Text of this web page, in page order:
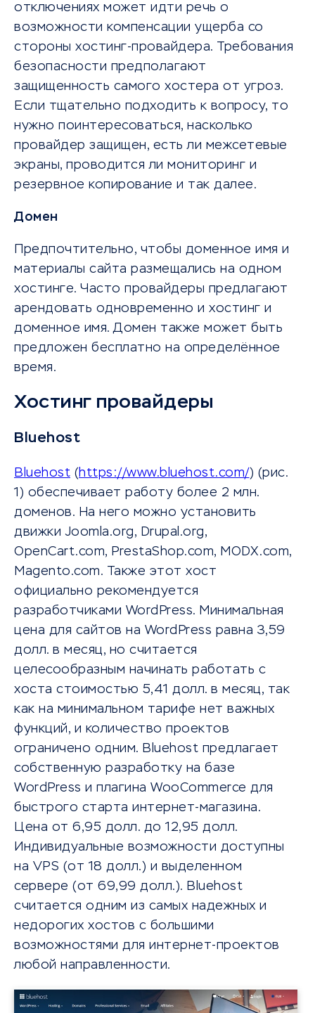
отключениях может идти речь о
возможности компенсации ущерба со
стороны хостинг-провайдера. Требования
безопасности предполагают
защищенность самого хостера от угроз.
Если тщательно подходить к вопросу, то
нужно поинтересоваться, насколько
провайдер защищен, есть ли межсетевые
экраны, проводится ли мониторинг и
резервное копирование и так далее.
Домен
Предпочтительно, чтобы доменное имя и
материалы сайта размещались на одном
хостинге. Часто провайдеры предлагают
арендовать одновременно и хостинг и
доменное имя. Домен также может быть
предложен бесплатно на определённое
время.
Хостинг провайдеры
Bluehost
Bluehost (https://www.bluehost.com/) (рис.
1) обеспечивает работу более 2 млн.
доменов. На него можно установить
движки Joomla.org, Drupal.org,
OpenCart.com, PrestaShop.com, MODX.com,
Magento.com. Также этот хост
официально рекомендуется
разработчиками WordPress. Минимальная
цена для сайтов на WordPress равна 3,59
долл. в месяц, но считается
целесообразным начинать работать с
хоста стоимостью 5,41 долл. в месяц, так
как на минимальном тарифе нет важных
функций, и количество проектов
ограничено одним. Bluehost предлагает
собственную разработку на базе
WordPress и плагина WooCommerce для
быстрого старта интернет-магазина.
Цена от 6,95 долл. до 12,95 долл.
Индивидуальные возможности доступны
на VPS (от 18 долл.) и выделенном
сервере (от 69,99 долл.). Bluehost
считается одним из самых надежных и
недорогих хостов с большими
возможностями для интернет-проектов
любой направленности.